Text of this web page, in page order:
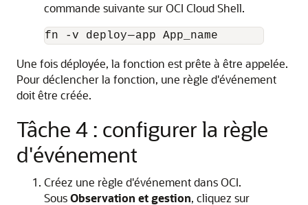
commande suivante sur OCI Cloud Shell.
Une fois déployée, la fonction est prête à être appelée.
Pour déclencher la fonction, une règle d'événement
doit être créée.
Tâche 4 : configurer la règle
d'événement
Créez une règle d'événement dans OCI.
SousObservation et gestion, cliquez sur